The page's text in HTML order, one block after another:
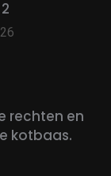
rechten en
kotbaas.